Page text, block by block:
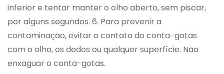
inferior e tentar manter o olho aberto, sem piscar,
por alguns segundos. 6. Para prevenir a
contaminação, evitar o contato do conta-gotas
com o olho, os dedos ou qualquer superfície. Não
enxaguar o conta-gotas.